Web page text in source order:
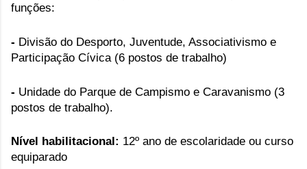
funções:
- Divisão do Desporto, Juventude, Associativismo e
Participação Cívica (6 postos de trabalho)
- Unidade do Parque de Campismo e Caravanismo (3
postos de trabalho).
Nível habilitacional: 12º ano de escolaridade ou curso
equiparado